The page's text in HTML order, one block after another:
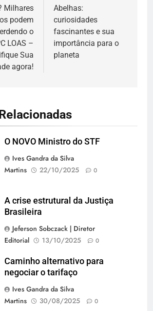
Milhares
podem
o
LOAS –
Sua
agora!
Abelhas:
curiosidades
fascinantes e sua
importância para o
planeta
O NOVO Ministro do STF
Ives Gandra da Silva
Martins
22/10/2025 0
A crise estrutural da Justiça
Brasileira
Jeferson Sobczack | Diretor
Editorial
13/10/2025 0
Caminho alternativo para
negociar o tarifaço
Ives Gandra da Silva
Martins
30/08/2025 0